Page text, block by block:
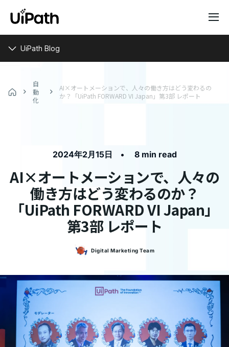
UiPath Blog
自
動
化
AI×オートメーションで、人々の働き方はどう変わるの
か？「UiPath FORWARD VI Japan」第3部 レポート
2024年2月15日 • 8 min read
AI×オートメーションで、人々の
働き方はどう変わるのか？
「UiPath FORWARD VI Japan」
第3部 レポート
Digital Marketing Team